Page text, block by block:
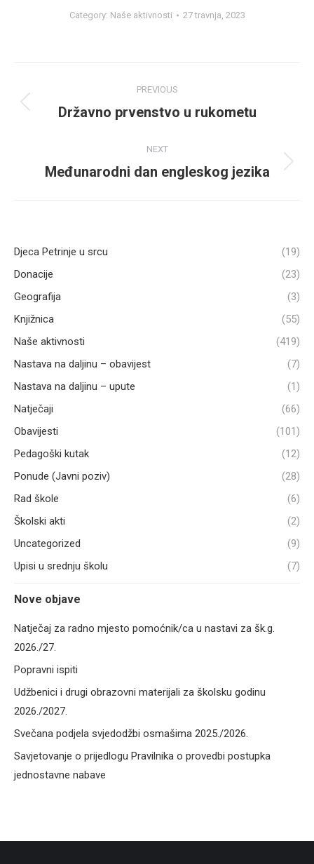
Category: Naše aktivnosti 27 travnja, 2023
navigation
PREVIOUS
Previous
Državno prvenstvo u rukometu
NEXT
Next
Međunarodni dan engleskog jezika
Djeca Petrinje u srcu
(19)
Donacije
(23)
Geografija
(3)
Knjižnica
(55)
Naše aktivnosti
(419)
Nastava na daljinu – obavijest
(7)
Nastava na daljinu – upute
(1)
Natječaji
(66)
Obavijesti
(101)
Pedagoški kutak
(12)
Ponude (Javni poziv)
(28)
Rad škole
(6)
Školski akti
(2)
Uncategorized
(9)
Upisi u srednju školu
(7)
Nove objave
Natječaj za radno mjesto pomoćnik/ca u nastavi za šk.g.
2026./27.
Popravni ispiti
Udžbenici i drugi obrazovni materijali za školsku godinu
2026./2027.
Svečana podjela svjedodžbi osmašima 2025./2026.
Savjetovanje o prijedlogu Pravilnika o provedbi postupka
jednostavne nabave